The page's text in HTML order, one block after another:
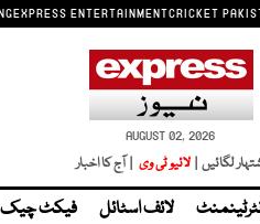
EXPRESS ENTERTAINMENTCRICKET
AUGUST 02, 2026
لگائیں | لائیو ٹی وی | آج کا اخبار
لائف اسٹائل فیکٹ چیک